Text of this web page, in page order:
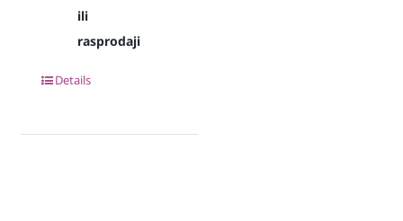
ili
rasprodaji
Details